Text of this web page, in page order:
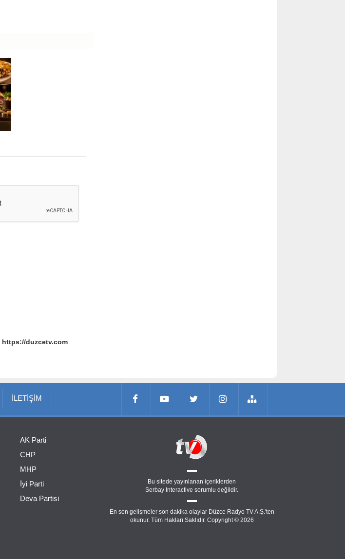
https://duzcetv.com
İLETİŞİM
AK Parti
CHP
MHP
İyi Parti
Deva Partisi
Bu sitede yayınlanan içeriklerden
Serbay Interactive sorumlu değildir.
En son gelişmeler son dakika olaylar Düzce Radyo TV A.Ş.'ten
okunur. Tüm Hakları Saklıdır. Copyright © 2026